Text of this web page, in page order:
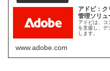
アドビ：
管理ソリュ
アドビは、コ
を支援し、デ
します。
www.adobe.com